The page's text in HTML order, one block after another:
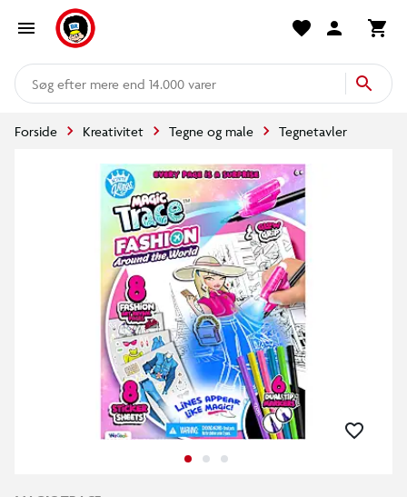
mere end 14.000 varer
Forside Kreativitet Tegne og male Tegnetavler